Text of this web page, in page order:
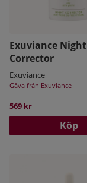
Exuviance Night
Corrector
Exuviance
Gåva från Exuviance
569 kr
Köp